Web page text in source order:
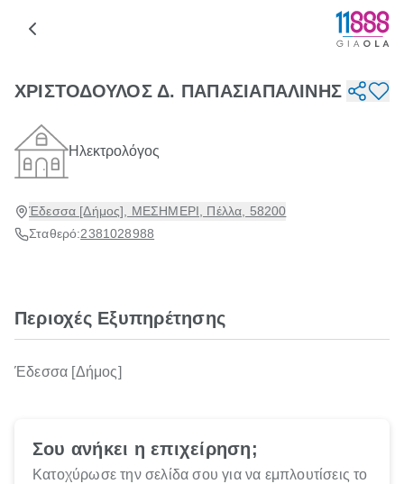
ΧΡΙΣΤΟΔΟΥΛΟΣ Δ. ΠΑΠΑΣΙΑΠΑΛΙΝΗΣ
Ηλεκτρολόγος
Έδεσσα [Δήμος], ΜΕΣΗΜΕΡΙ, Πέλλα, 58200
Σταθερό:2381028988
Περιοχές Εξυπηρέτησης
Έδεσσα [Δήμος]
Σου ανήκει η επιχείρηση;
Κατοχύρωσε την σελίδα σου για να εμπλουτίσεις το